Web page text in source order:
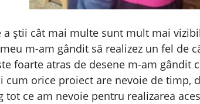
a știi cât mai multe sunt mult mai
m-am gândit să realizez un fel de
foarte atras de desene m-am gândit
cum orice proiect are nevoie de timp,
tot ce am nevoie pentru realizarea